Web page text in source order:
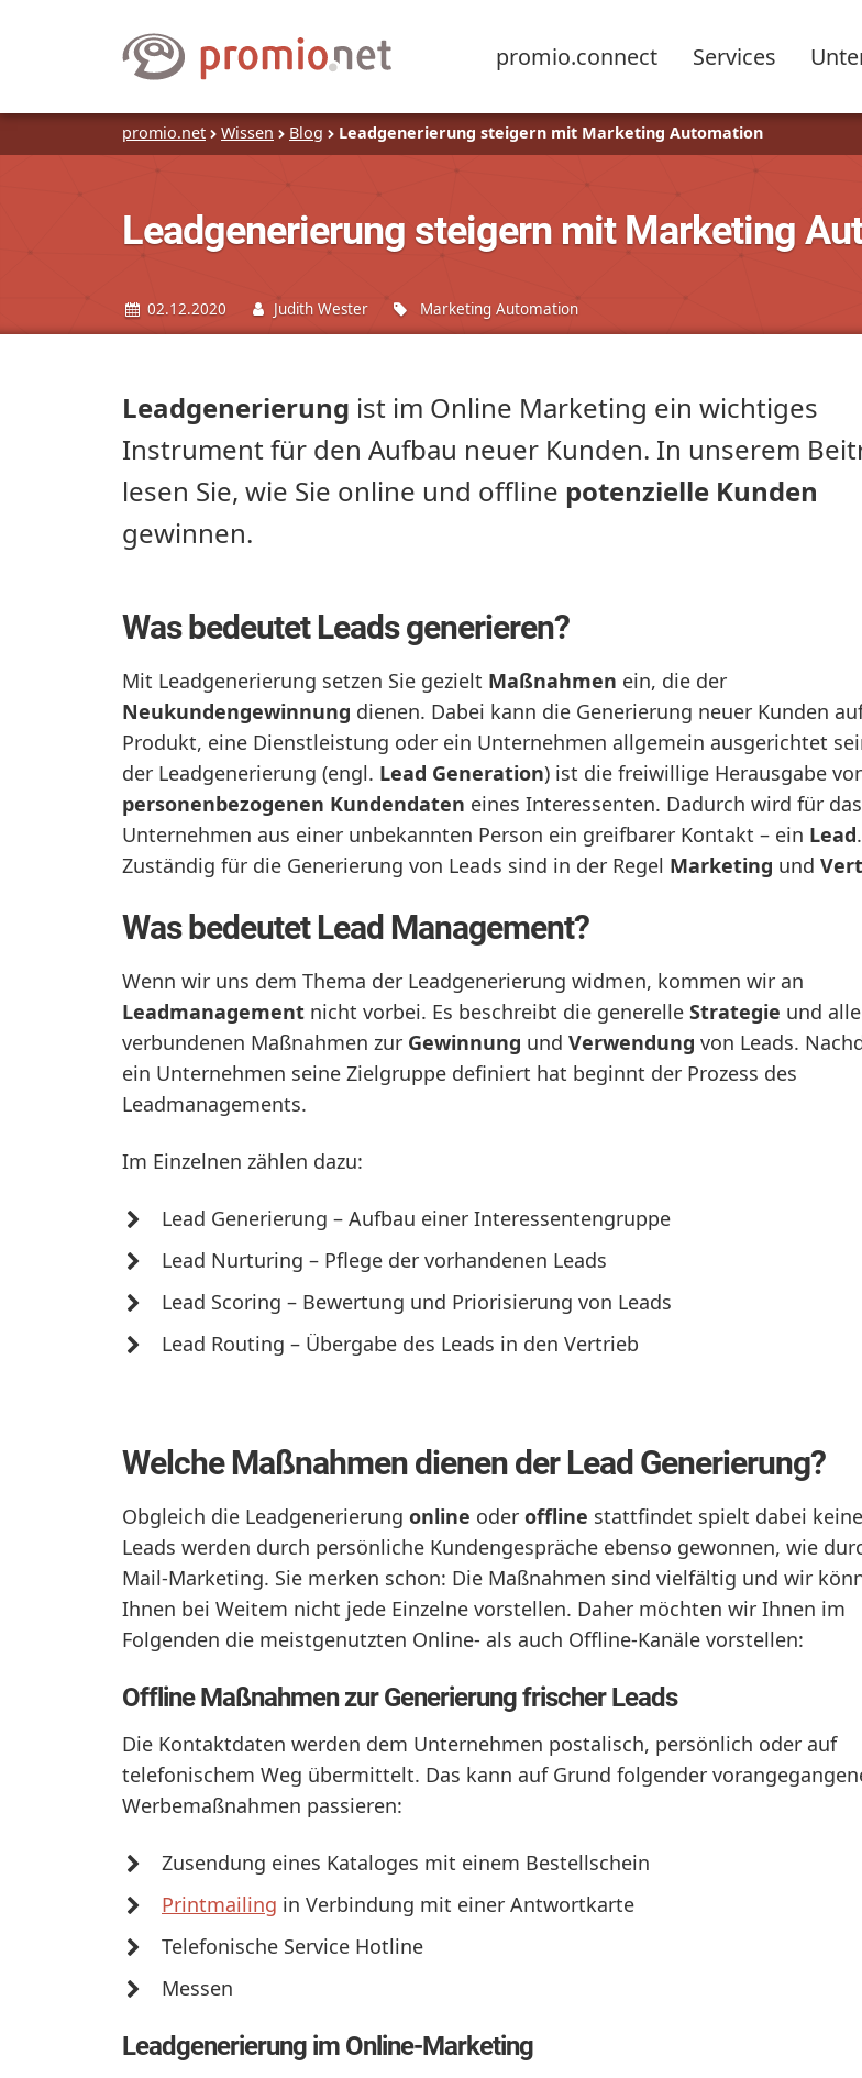
promio.connect Services
promio.net Wissen Blog Leadgenerierung steigern mit Marketing Automation
Leadgenerierung steigern mit Marketing
02.12.2020 Judith Wester Marketing Automation
Leadgenerierung ist im Online Marketing ein wichtiges
Instrument für den Aufbau neuer Kunden. In unserem
lesen Sie, wie Sie online und offline potenzielle Kunden
gewinnen.
Was bedeutet Leads generieren?
Mit Leadgenerierung setzen Sie gezielt Maßnahmen ein, die der
Neukundengewinnung dienen. Dabei kann die Generierung neuer Kunden
Produkt, eine Dienstleistung oder ein Unternehmen allgemein ausgerichtet
der Leadgenerierung (engl. Lead Generation) ist die freiwillige Herausgabe
personenbezogenen Kundendaten eines Interessenten. Dadurch wird für das
Unternehmen aus einer unbekannten Person ein greifbarer Kontakt – ein Lead.
Zuständig für die Generierung von Leads sind in der Regel Marketing und
Was bedeutet Lead Management?
Wenn wir uns dem Thema der Leadgenerierung widmen, kommen wir an
Leadmanagement nicht vorbei. Es beschreibt die generelle Strategie und
verbundenen Maßnahmen zur Gewinnung und Verwendung von Leads.
ein Unternehmen seine Zielgruppe definiert hat beginnt der Prozess des
Leadmanagements.
Im Einzelnen zählen dazu:
Lead Generierung – Aufbau einer Interessentengruppe
Lead Nurturing – Pflege der vorhandenen Leads
Lead Scoring – Bewertung und Priorisierung von Leads
Lead Routing – Übergabe des Leads in den Vertrieb
Welche Maßnahmen dienen der Lead Generierung?
Obgleich die Leadgenerierung online oder offline stattfindet spielt dabei
Leads werden durch persönliche Kundengespräche ebenso gewonnen, wie
Mail-Marketing. Sie merken schon: Die Maßnahmen sind vielfältig und wir
Ihnen bei Weitem nicht jede Einzelne vorstellen. Daher möchten wir Ihnen im
Folgenden die meistgenutzten Online- als auch Offline-Kanäle vorstellen:
Offline Maßnahmen zur Generierung frischer Leads
Die Kontaktdaten werden dem Unternehmen postalisch, persönlich oder auf
telefonischem Weg übermittelt. Das kann auf Grund folgender
Werbemaßnahmen passieren:
Zusendung eines Kataloges mit einem Bestellschein
Printmailing in Verbindung mit einer Antwortkarte
Telefonische Service Hotline
Messen
Leadgenerierung im Online-Marketing